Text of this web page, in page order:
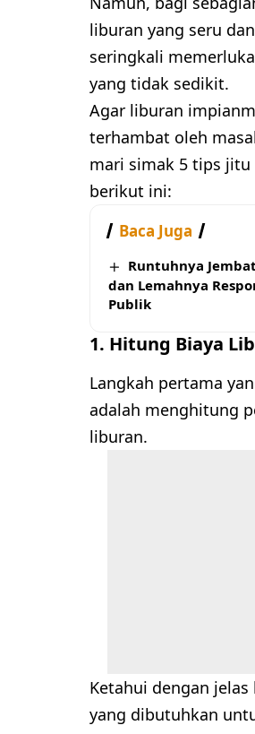
liburan yang seru
seringkali
yang tidak sedikit.
Agar liburan
terhambat oleh
mari simak 5 tips jitu
berikut ini:
Baca Juga
Runtuhnya
dan Lemahnya
Publik
1. Hitung Biaya
Langkah pertama
adalah menghitung
liburan.
Ketahui dengan jelas
yang dibutuhkan